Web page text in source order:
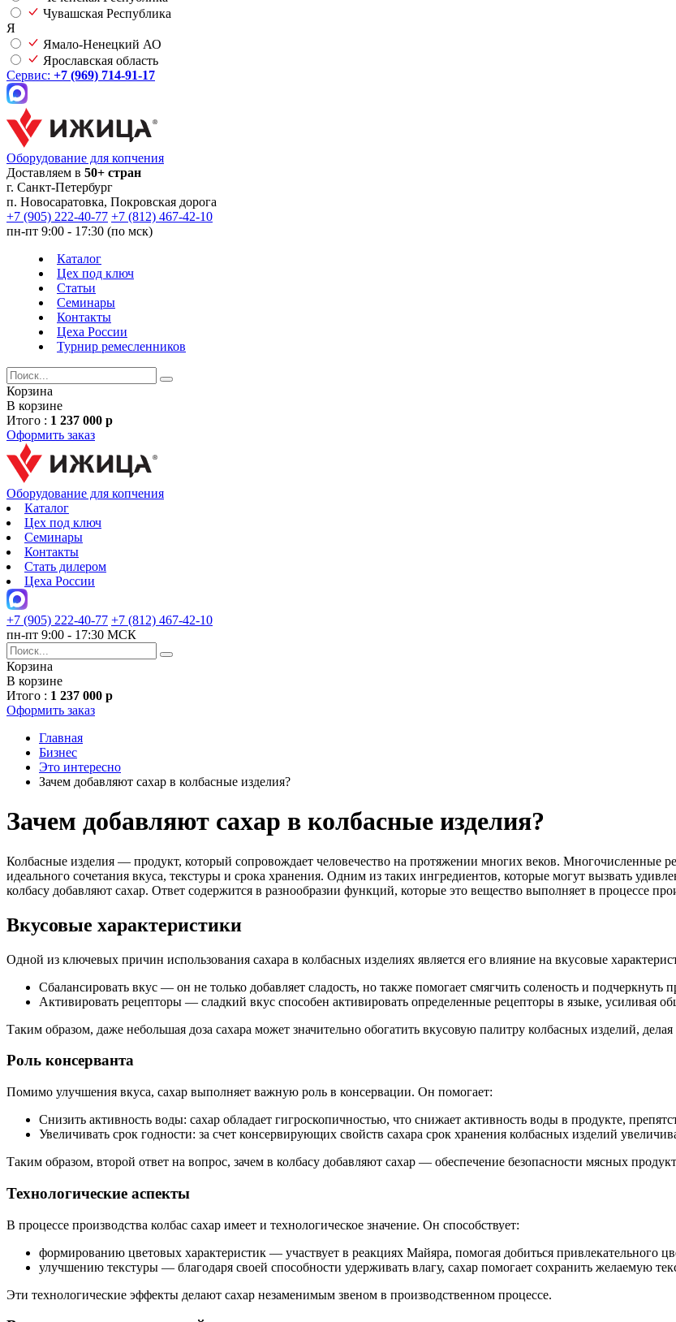
Чувашская Республика
Я
Ямало-Ненецкий АО
Ярославская область
Сервис: +7 (969) 714-91-17
Оборудование для копчения
Доставляем в 50+ стран
г. Санкт-Петербург
п. Новосаратовка, Покровская дорога
+7 (905) 222-40-77 +7 (812) 467-42-10
пн-пт 9:00 - 17:30 (по мск)
Каталог
Цех под ключ
Статьи
Семинары
Контакты
Цеха России
Турнир ремесленников
Корзина
В корзине
Итого : 1 237 000 р
Оформить заказ
Оборудование для копчения
Каталог
Цех под ключ
Семинары
Контакты
Стать дилером
Цеха России
+7 (905) 222-40-77 +7 (812) 467-42-10
пн-пт 9:00 - 17:30 МСК
Корзина
В корзине
Итого : 1 237 000 р
Оформить заказ
Главная
Бизнес
Это интересно
Зачем добавляют сахар в колбасные изделия?
Зачем добавляют сахар в колбасные изделия?
Колбасные изделия — продукт, который сопровождает человечество на протяжении многих веков. Многочисленные
идеального сочетания вкуса, текстуры и срока хранения. Одним из таких ингредиентов, которые могут вызвать
колбасу добавляют сахар. Ответ содержится в разнообразии функций, которые это вещество выполняет в процессе
Вкусовые характеристики
Одной из ключевых причин использования сахара в колбасных изделиях является его влияние на вкусовые
Сбалансировать вкус — он не только добавляет сладость, но также помогает смягчить соленость и подчеркнуть
Активировать рецепторы — сладкий вкус способен активировать определенные рецепторы в языке, усиливая
Таким образом, даже небольшая доза сахара может значительно обогатить вкусовую палитру колбасных изделий,
Роль консерванта
Помимо улучшения вкуса, сахар выполняет важную роль в консервации. Он помогает:
Снизить активность воды: сахар обладает гигроскопичностью, что снижает активность воды в продукте,
Увеличивать срок годности: за счет консервирующих свойств сахара срок хранения колбасных изделий
Таким образом, второй ответ на вопрос, зачем в колбасу добавляют сахар — обеспечение безопасности мясных
Технологические аспекты
В процессе производства колбас сахар имеет и технологическое значение. Он способствует:
формированию цветовых характеристик — участвует в реакциях Майяра, помогая добиться привлекательного
улучшению текстуры — благодаря своей способности удерживать влагу, сахар помогает сохранить желаемую
Эти технологические эффекты делают сахар незаменимым звеном в производственном процессе.